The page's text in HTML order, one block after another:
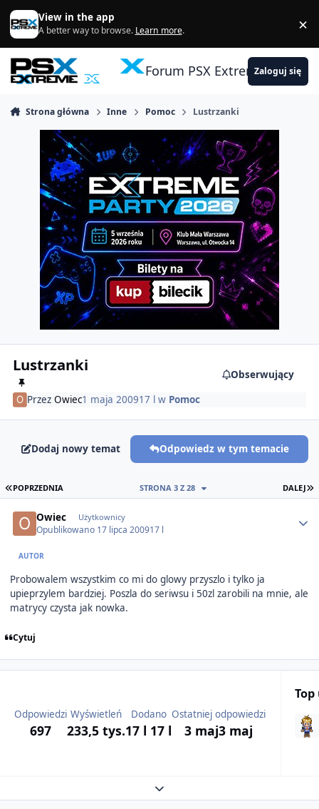
Skocz do zawartości
View in the app
A better way to browse. Learn more. ×
Forum PSX ExtremeZaloguj się
Strona główna Inne Pomoc Lustrzanki
Lustrzanki
Obserwujący
Przez Owiec1 maja 200917 l w Pomoc
Dodaj nowy temat Odpowiedz w tym temacie
PIERWSZA STRONA
POPRZEDNIA DALEJ
STRONA 3 Z 28
Owiec Użytkownicy
Opublikowano 17 lipca 200917 l
AUTOR
Probowalem wszystkim co mi do glowy przyszlo i tylko ja
upieprzylem bardziej. Poszla do seriwsu i 50zl zarobili na mnie, ale
matrycy czysta jak nowka.
Cytuj
Odpowiedzi
697
Wyświetleń
233,5 tys.
Dodano
17 l 17 l
Ostatniej odpowiedzi
3 maj3 maj
Expand topic overview